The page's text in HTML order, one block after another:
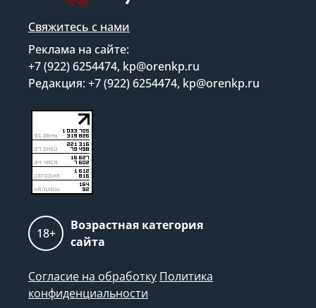
Свяжитесь с нами
Реклама на сайте:
+7 (922) 6254474, kp@orenkp.ru
Редакция: +7 (922) 6254474, kp@orenkp.ru
18+
Возрастная категория
сайта
Согласие на обработку Политика
конфиденциальности